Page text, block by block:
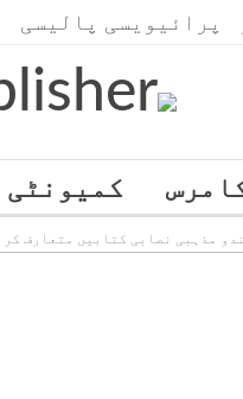
پرائیویسی پالیسی
کمیونٹی
Time
TO ENGLISH
مذہبی نصابی کتابیں متعارف